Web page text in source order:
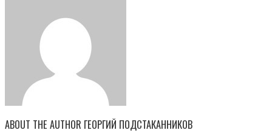
ABOUT THE AUTHOR ГЕОРГИЙ ПОДСТАКАННИКОВ